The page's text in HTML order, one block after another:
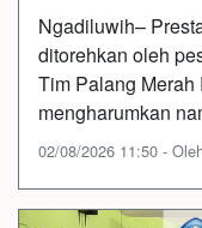
Ngadiluwih–
ditorehkan oleh
Tim Palang
mengharumkan
02/08/2026 11:50 -